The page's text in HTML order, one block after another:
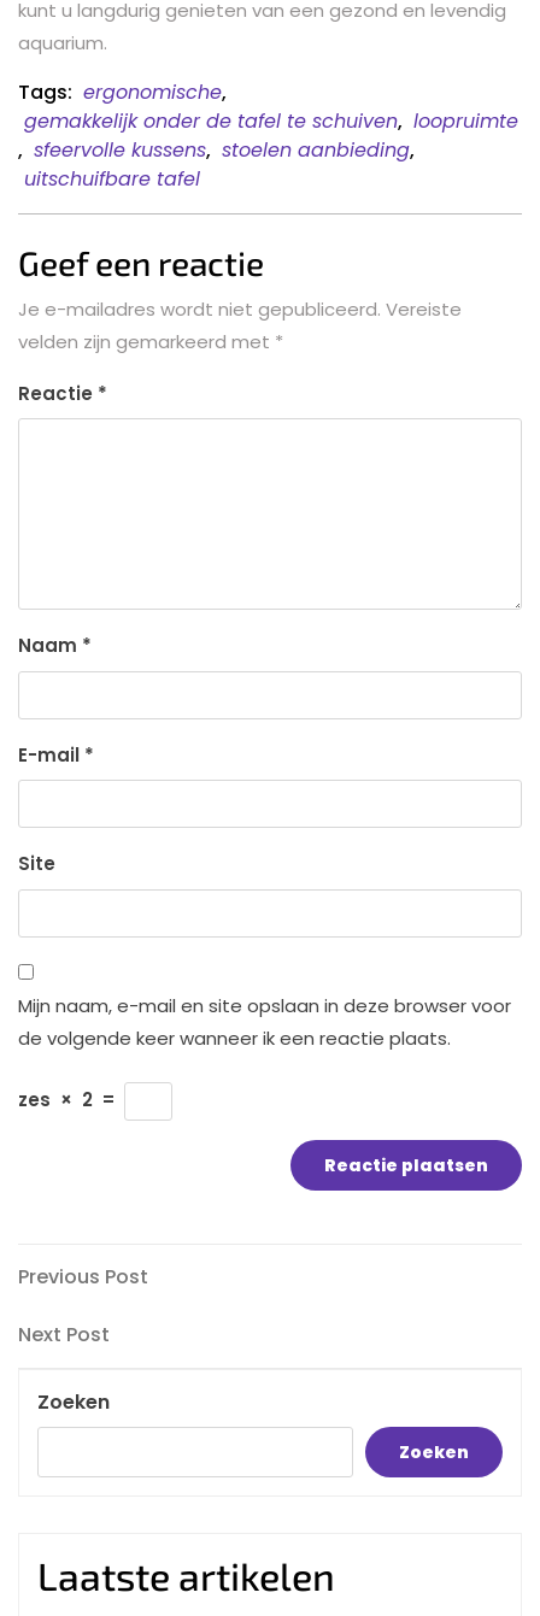
kunt u langdurig genieten van een gezond en levendig
aquarium.
Tags: ergonomische,
gemakkelijk onder de tafel te schuiven, loopruimte
, sfeervolle kussens, stoelen aanbieding,
uitschuifbare tafel
Geef een reactie
Je e-mailadres wordt niet gepubliceerd. Vereiste
velden zijn gemarkeerd met *
Reactie *
Naam *
E-mail *
Site
Mijn naam, e-mail en site opslaan in deze browser voor
de volgende keer wanneer ik een reactie plaats.
zes × 2 =
Bericht
navigatie
Previous
Previous Post
Next
Next Post
Zoeken
Zoeken
Laatste artikelen